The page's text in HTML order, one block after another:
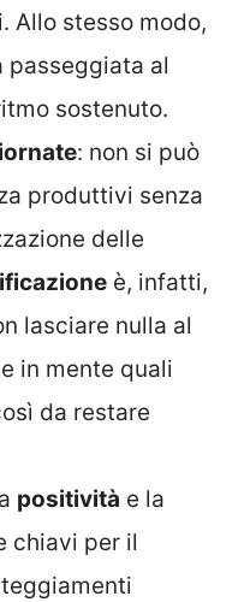
Allo stesso modo,
passeggiata al
sostenuto.
: non si può
produttivi senza
delle
è, infatti,
lasciare nulla al
in mente quali
da restare
positività e la
chiavi per il